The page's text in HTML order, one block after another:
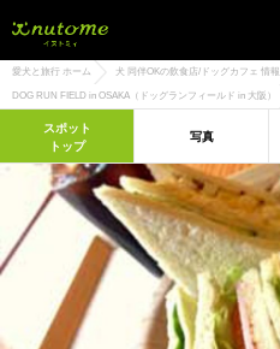
愛犬と旅行 ホーム 犬 同伴OKの飲食店/ドッグカフェ 情報
DOG RUN FIELD in OSAKA（ドッグランフィールド in 大阪）
スポット
トップ
写真